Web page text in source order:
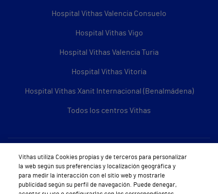
Hospital Vithas Valencia Consuelo
Hospital Vithas Vigo
Hospital Vithas Valencia Turia
Hospital Vithas Vitoria
Hospital Vithas Xanit Internacional (Benalmádena)
Todos los centros Vithas
Sobre Vithas
Quiénes somos
Trabajar en Vithas
Vithas utiliza Cookies propias y de terceros para personalizar
la web según sus preferencias y localización geográfica y
para medir la interacción con el sitio web y mostrarle
publicidad según su perfil de navegación. Puede denegar,